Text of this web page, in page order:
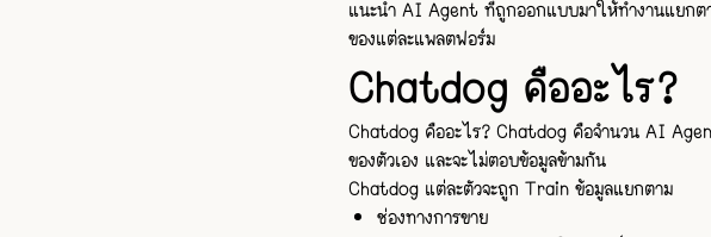
แนะนำ AI Agent ที่ถูกออกแบบมาให้ทำงานแยก
ของแต่ละแพลตฟอร์ม
Chatdog คืออะไร?
Chatdog คืออะไร? Chatdog คือจำนวน AI
ของตัวเอง และจะไม่ตอบข้อมูลข้ามกัน
Chatdog แต่ละตัวจะถูก Train ข้อมูลแยกตาม
ช่องทางการขาย